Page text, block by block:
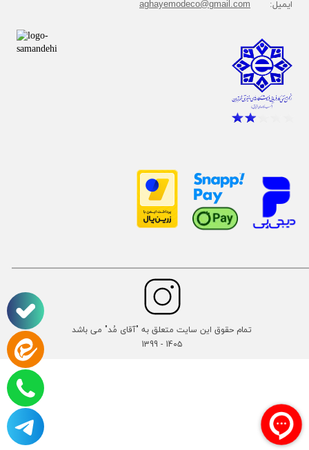
تمام حقوق این سایت متعلق به "آقای مُد" می باشد
14۰۵ - 1399
ایمیل: aghayemodeco@gmail.com